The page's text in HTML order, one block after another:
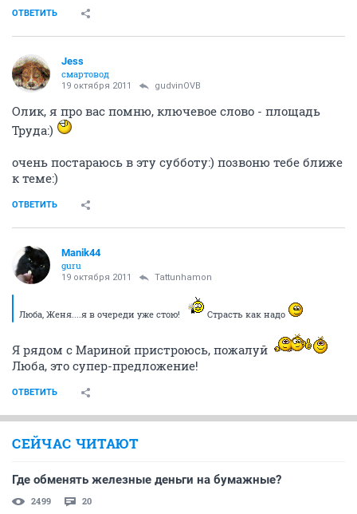
ОТВЕТИТЬ
Jess
смартовод
19 октября 2011 gudvinOVB
Олик, я про вас помню, ключевое слово - площадь
Труда:)
очень постараюсь в эту субботу:) позвоню тебе ближе
к теме:)
ОТВЕТИТЬ
Manik44
guru
19 октября 2011 Tattunhamon
Люба, Женя....я в очереди уже стою! Страсть как надо
Я рядом с Мариной пристроюсь, пожалуй
Люба, это супер-предложение!
ОТВЕТИТЬ
СЕЙЧАС ЧИТАЮТ
Где обменять железные деньги на бумажные?
2499 20